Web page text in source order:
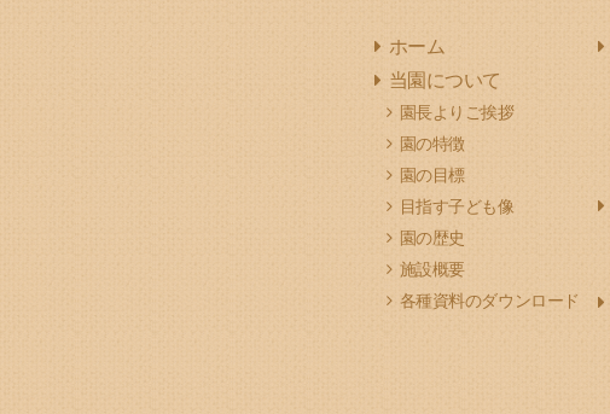
ホーム
当園について
園長よりご挨拶
園の特徴
園の目標
目指す子ども像
園の歴史
施設概要
各種資料のダウンロード